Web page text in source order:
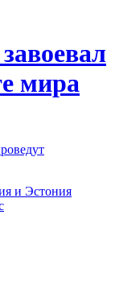
мира
и Эстония